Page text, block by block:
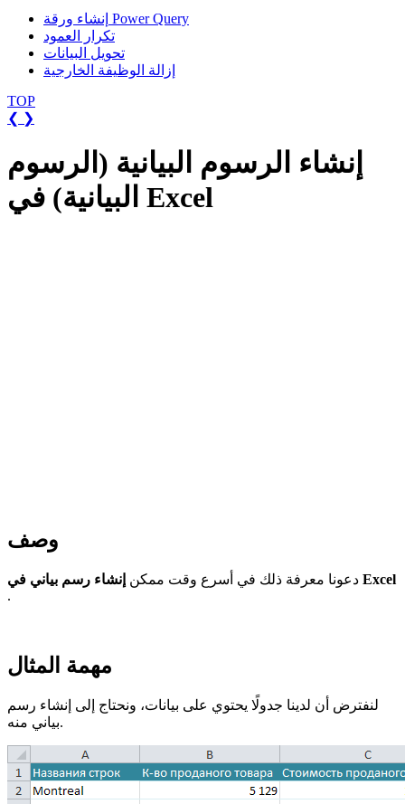
إنشاء ورقة Power Query
تكرار العمود
تحويل البيانات
إزالة الوظيفة الخارجية
TOP
❮ ❯
إنشاء الرسوم البيانية (الرسوم
البيانية) في Excel
وصف
دعونا معرفة ذلك في أسرع وقت ممكن إنشاء رسم بياني في Excel
.
مهمة المثال
لنفترض أن لدينا جدولًا يحتوي على بيانات، ونحتاج إلى إنشاء رسم
بياني منه.